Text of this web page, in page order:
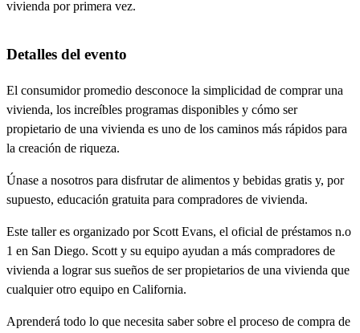
vivienda por primera vez.
Detalles del evento
El consumidor promedio desconoce la simplicidad de comprar una
vivienda, los increíbles programas disponibles y cómo ser
propietario de una vivienda es uno de los caminos más rápidos para
la creación de riqueza.
Únase a nosotros para disfrutar de alimentos y bebidas gratis y, por
supuesto, educación gratuita para compradores de vivienda.
Este taller es organizado por Scott Evans, el oficial de préstamos n.o
1 en San Diego. Scott y su equipo ayudan a más compradores de
vivienda a lograr sus sueños de ser propietarios de una vivienda que
cualquier otro equipo en California.
Aprenderá todo lo que necesita saber sobre el proceso de compra de